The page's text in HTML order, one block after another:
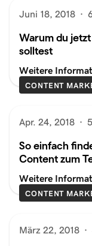
Juni 18, 2018 ·
Warum du
solltest
Weitere
CONTENT
Apr. 24, 2018 ·
So einfach
Content zum
Weitere
CONTENT
März 22, 2018 ·